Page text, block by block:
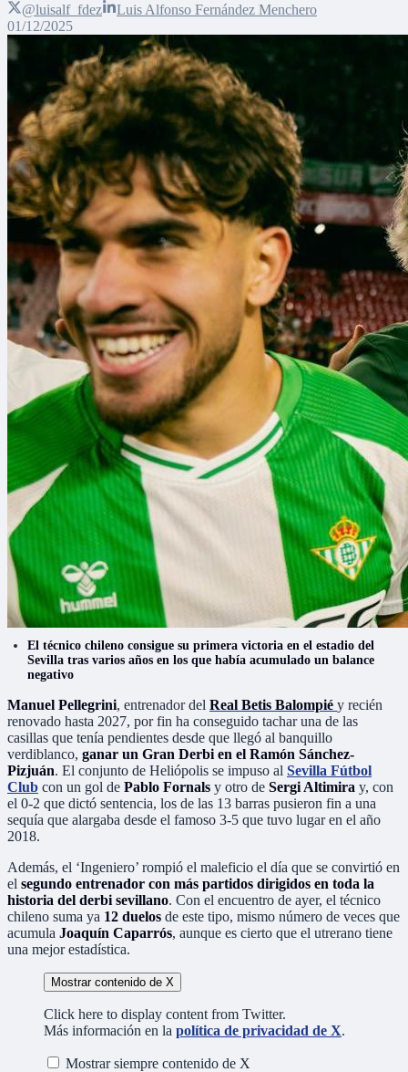
@luisalf_fdez
Luis Alfonso Fernández Menchero
01/12/2025
El técnico chileno consigue su primera victoria en el estadio del
Sevilla tras varios años en los que había acumulado un balance
negativo
Manuel Pellegrini, entrenador del Real Betis Balompié y recién
renovado hasta 2027, por fin ha conseguido tachar una de las
casillas que tenía pendientes desde que llegó al banquillo
verdiblanco, ganar un Gran Derbi en el Ramón Sánchez-
Pizjuán. El conjunto de Heliópolis se impuso al Sevilla Fútbol
Club con un gol de Pablo Fornals y otro de Sergi Altimira y, con
el 0-2 que dictó sentencia, los de las 13 barras pusieron fin a una
sequía que alargaba desde el famoso 3-5 que tuvo lugar en el año
2018.
Además, el ‘Ingeniero’ rompió el maleficio el día que se convirtió en
el segundo entrenador con más partidos dirigidos en toda la
historia del derbi sevillano. Con el encuentro de ayer, el técnico
chileno suma ya 12 duelos de este tipo, mismo número de veces que
acumula Joaquín Caparrós, aunque es cierto que el utrerano tiene
una mejor estadística.
Mostrar contenido de X
Click here to display content from Twitter.
Más información en la política de privacidad de X.
Mostrar siempre contenido de X